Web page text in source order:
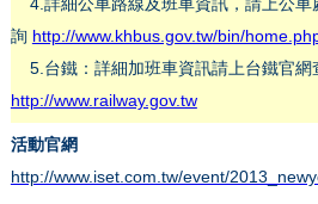
4.詳細公車路線及班車資訊，請上公車
詢 http://www.khbus.gov.tw/bin/
5.台鐵：詳細加班車資訊請上台鐵官網
http://www.railway.gov.tw
活動官網
http://www.iset.com.tw/event/